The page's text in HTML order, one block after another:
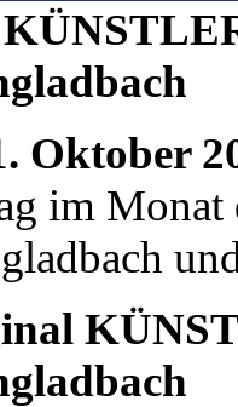
Oktober
im